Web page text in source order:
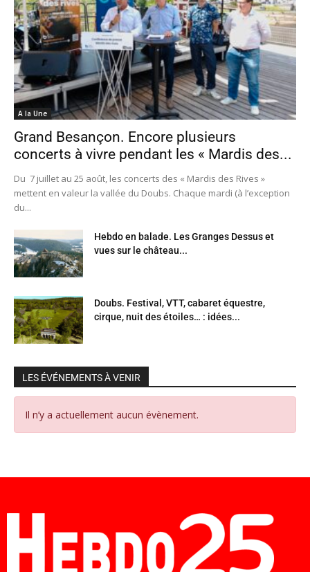
A la Une
Grand Besançon. Encore plusieurs
concerts à vivre pendant les « Mardis des...
Du 7 juillet au 25 août, les concerts des « Mardis des Rives »
mettent en valeur la vallée du Doubs. Chaque mardi (à l’exception
du...
Hebdo en balade. Les Granges Dessus et
vues sur le château...
Doubs. Festival, VTT, cabaret équestre,
cirque, nuit des étoiles… : idées...
LES ÉVÉNEMENTS À VENIR
Il n’y a actuellement aucun évènement.